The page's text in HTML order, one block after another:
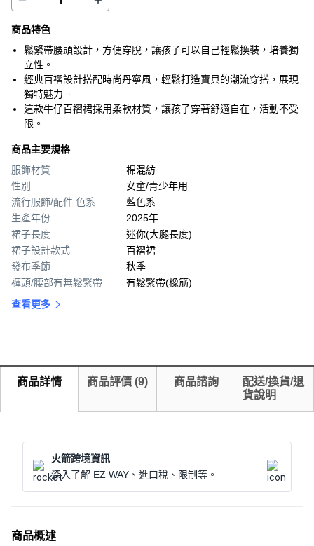
商品特色
鬆緊帶腰頭設計，方便穿脫，讓孩子可以自己輕鬆換裝，培養獨
立性。
經典百褶設計搭配時尚丹寧風，輕鬆打造寶貝的潮流穿搭，展現
獨特魅力。
這款牛仔百褶裙採用柔軟材質，讓孩子穿著舒適自在，活動不受
限。
商品主要規格
服飾材質
棉混紡
性別
女童/青少年用
流行服飾/配件 色系
藍色系
生產年份
2025年
裙子長度
迷你(大腿長度)
裙子設計款式
百褶裙
發布季節
秋季
褲頭/腰部有無鬆緊帶
有鬆緊帶(橡筋)
查看更多
商品詳情 商品評價 (9) 商品諮詢
配送/換貨/退
貨說明
火箭跨境資訊
深入了解 EZ WAY、進口稅、限制等。
商品概述